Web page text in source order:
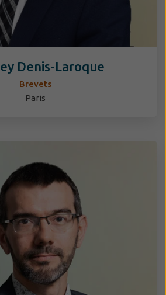
Denis-Laroque
Brevets
Paris